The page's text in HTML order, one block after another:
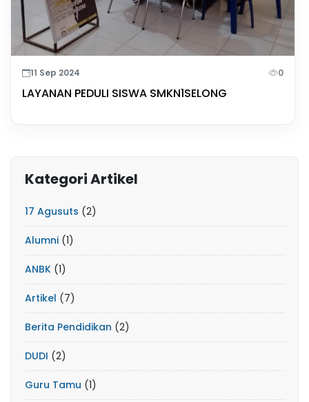
11 Sep 2024 0
LAYANAN PEDULI SISWA SMKN1SELONG
Kategori Artikel
17 Agusuts (2)
Alumni (1)
ANBK (1)
Artikel (7)
Berita Pendidikan (2)
DUDI (2)
Guru Tamu (1)